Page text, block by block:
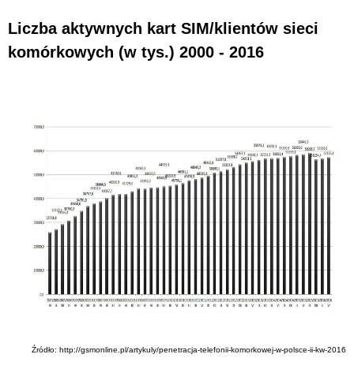
Liczba aktywnych kart SIM/klientów sieci
komórkowych (w tys.) 2000 - 2016
Źródło: http://gsmonline.pl/artykuly/penetracja-telefonii-komorkowej-w-polsce-ii-kw-2016